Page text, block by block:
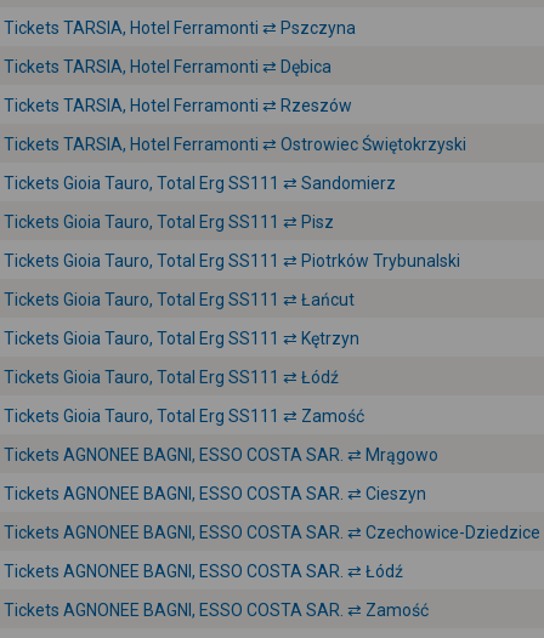
Tickets TARSIA, Hotel Ferramonti ⇄ Pszczyna
Tickets TARSIA, Hotel Ferramonti ⇄ Dębica
Tickets TARSIA, Hotel Ferramonti ⇄ Rzeszów
Tickets TARSIA, Hotel Ferramonti ⇄ Ostrowiec Świętokrzyski
Tickets Gioia Tauro, Total Erg SS111 ⇄ Sandomierz
Tickets Gioia Tauro, Total Erg SS111 ⇄ Pisz
Tickets Gioia Tauro, Total Erg SS111 ⇄ Piotrków Trybunalski
Tickets Gioia Tauro, Total Erg SS111 ⇄ Łańcut
Tickets Gioia Tauro, Total Erg SS111 ⇄ Kętrzyn
Tickets Gioia Tauro, Total Erg SS111 ⇄ Łódź
Tickets Gioia Tauro, Total Erg SS111 ⇄ Zamość
Tickets AGNONEE BAGNI, ESSO COSTA SAR. ⇄ Mrągowo
Tickets AGNONEE BAGNI, ESSO COSTA SAR. ⇄ Cieszyn
Tickets AGNONEE BAGNI, ESSO COSTA SAR. ⇄ Czechowice-Dziedzice
Tickets AGNONEE BAGNI, ESSO COSTA SAR. ⇄ Łódź
Tickets AGNONEE BAGNI, ESSO COSTA SAR. ⇄ Zamość